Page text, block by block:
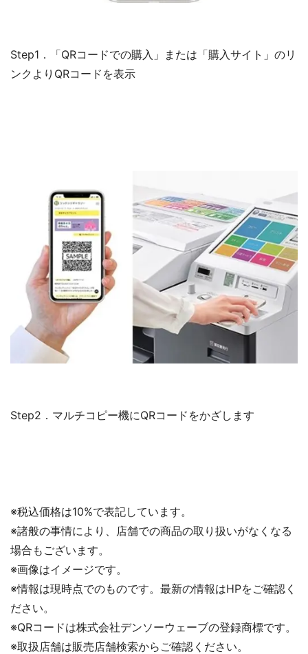
Step1．「QRコードでの購入」または「購入サイト」のリ
ンクよりQRコードを表示
Step2．マルチコピー機にQRコードをかざします
※税込価格は10%で表記しています。
※諸般の事情により、店舗での商品の取り扱いがなくなる
場合もございます。
※画像はイメージです。
※情報は現時点でのものです。最新の情報はHPをご確認く
ださい。
※QRコードは株式会社デンソーウェーブの登録商標です。
※取扱店舗は販売店舗検索からご確認ください。